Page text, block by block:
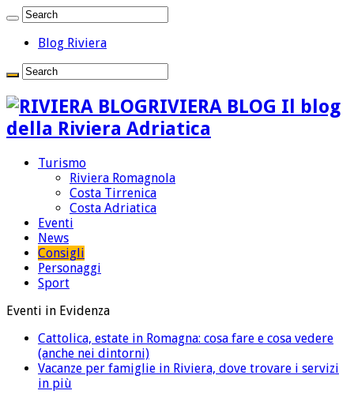
Blog Riviera
RIVIERA BLOG Il blog
della Riviera Adriatica
Turismo
Riviera Romagnola
Costa Tirrenica
Costa Adriatica
Eventi
News
Consigli
Personaggi
Sport
Eventi in Evidenza
Cattolica, estate in Romagna: cosa fare e cosa vedere
(anche nei dintorni)
Vacanze per famiglie in Riviera, dove trovare i servizi
in più